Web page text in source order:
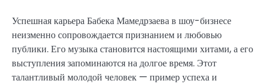
Успешная карьера Бабека Мамедрзаева в шоу-бизнесе
неизменно сопровождается признанием и любовью
публики. Его музыка становится настоящими хитами, а его
выступления запоминаются на долгое время. Этот
талантливый молодой человек — пример успеха и